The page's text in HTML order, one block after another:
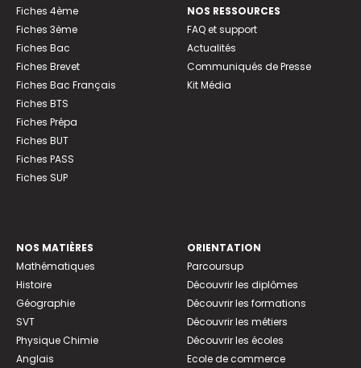
Fiches 4ème
Fiches 3ème
Fiches Bac
Fiches Brevet
Fiches Bac Français
Fiches BTS
Fiches Prépa
Fiches BUT
Fiches PASS
Fiches SUP
NOS RESSOURCES
FAQ et support
Actualités
Communiqués de Presse
Kit Média
NOS MATIÈRES
Mathématiques
Histoire
Géographie
SVT
Physique Chimie
Anglais
ORIENTATION
Parcoursup
Découvrir les diplômes
Découvrir les formations
Découvrir les métiers
Découvrir les écoles
Ecole de commerce